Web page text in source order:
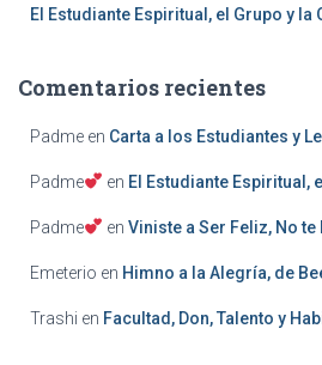
El Estudiante Espiritual, el Grupo y la
Comentarios recientes
Padme en Carta a los Estudiantes y
Padme en El Estudiante Espiritual,
Padme en Viniste a Ser Feliz, No
Emeterio en Himno a la Alegría, de
Trashi en Facultad, Don, Talento y